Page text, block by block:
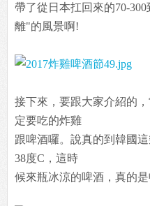
帶了從日本扛回來的70-
離"的風景啊!
接下來，要跟大家介紹的
定要吃的炸雞
跟啤酒囉。說真的到韓國
38度C，這時
候來瓶冰涼的啤酒，真的